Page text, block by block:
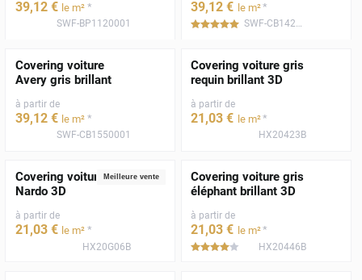
39,12 € le m² *
SWF-BP1120001
39,12 € le m²*
***** SWF-CB1420001
Covering voiture
Avery gris brillant
à partir de
39,12 € le m² *
SWF-CB1550001
Covering voiture gris
requin brillant 3D
à partir de
21,03 € le m²*
HX20423B
Meilleure vente
Covering voiture gris
Nardo 3D
à partir de
21,03 € le m² *
HX20G06B
Covering voiture gris
éléphant brillant 3D
à partir de
21,03 € le m²*
***** HX20446B